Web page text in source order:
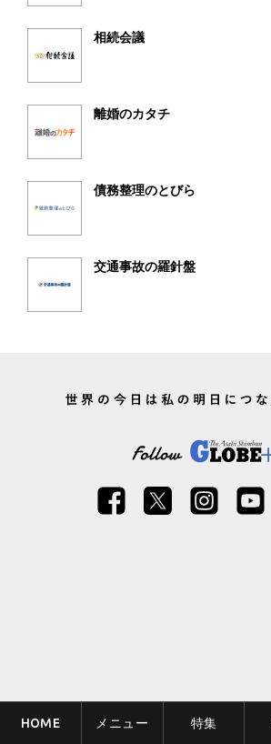
相続会議
離婚のカタチ
債務整理のとびら
交通事故の羅針盤
HOME メニュー 特集